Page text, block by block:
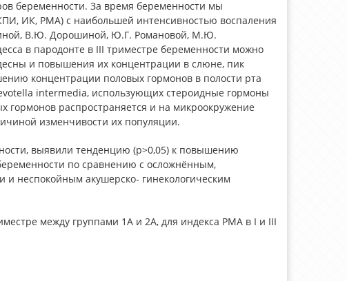
беременности. За время беременности мы
ИК, РМА) с наибольшей интенсивностью воспаления
В.Ю. Дорошиной, Ю.Г. Романовой, М.Ю.
в пародонте в III триместре беременности можно
и повышения их концентрации в слюне, пик
концентрации половых гормонов в полости рта
intermedia, использующих стероидные гормоны
гормонов распространяется и на микроокружение
изменчивости их популяции.
выявили тенденцию (р>0,05) к повышению
по сравнению с осложнённым,
неспокойным акушерско- гинекологическим
между группами 1А и 2А, для индекса РМА в I и III